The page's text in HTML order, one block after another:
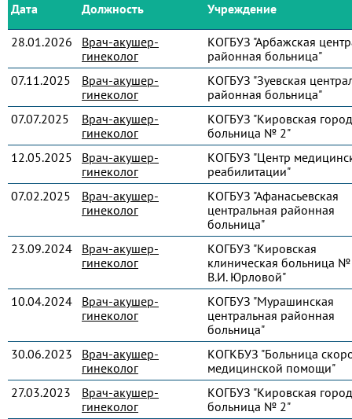
Дата Должность Учреждение
28.01.2026
Врач-акушер-
гинеколог
КОГБУЗ "Арбажская
районная больница"
07.11.2025
Врач-акушер-
гинеколог
КОГБУЗ "Зуевская
районная больница"
07.07.2025
Врач-акушер-
гинеколог
КОГБУЗ "Кировская
больница № 2"
12.05.2025
Врач-акушер-
гинеколог
КОГБУЗ "Центр
реабилитации"
07.02.2025
Врач-акушер-
гинеколог
КОГБУЗ "Афанасьевская
центральная районная
больница"
23.09.2024
Врач-акушер-
гинеколог
КОГБУЗ "Кировская
клиническая больница
В.И. Юрловой"
10.04.2024
Врач-акушер-
гинеколог
КОГБУЗ "Мурашинская
центральная районная
больница"
30.06.2023
Врач-акушер-
гинеколог
КОГКБУЗ "Больница
медицинской помощи"
27.03.2023
Врач-акушер-
гинеколог
КОГБУЗ "Кировская
больница № 2"